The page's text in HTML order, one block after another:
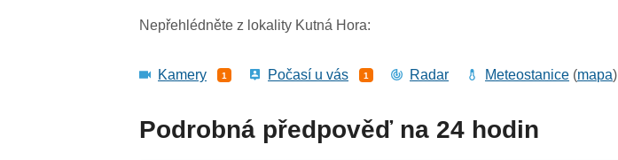
Nepřehlédněte z lokality Kutná Hora:
Kamery 1 Počasí u vás 1 Radar Meteostanice (mapa)
Podrobná předpověď na 24 hodin